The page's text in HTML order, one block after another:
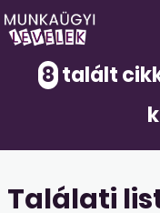
8talált
Találati